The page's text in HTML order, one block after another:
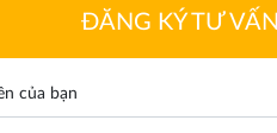
ĐĂNG KÝ TƯ VẤN
của bạn